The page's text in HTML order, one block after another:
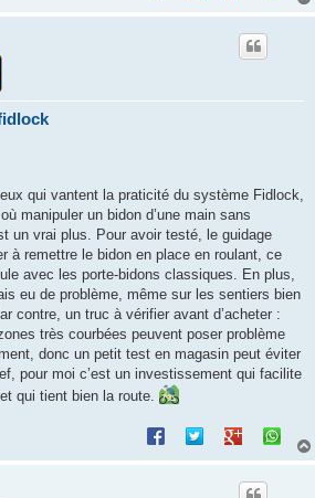
qui vantent la praticité du système Fidlock,
manipuler un bidon d’une main sans
un vrai plus. Pour avoir testé, le guidage
à remettre le bidon en place en roulant, ce
avec les porte-bidons classiques. En plus,
eu de problème, même sur les sentiers bien
contre, un truc à vérifier avant d’acheter :
très courbées peuvent poser problème
donc un petit test en magasin peut éviter
pour moi c’est un investissement qui facilite
qui tient bien la route.